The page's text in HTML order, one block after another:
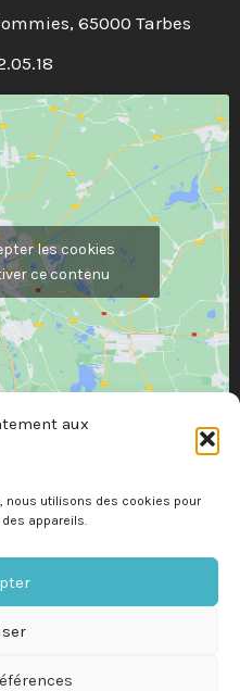
aux
nous utilisons des cookies pour
appareils.
65000 Tarbes
les cookies
ce contenu
légales
cookies